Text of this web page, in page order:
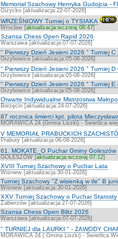
Memoriał Szachowy Henryka Gudojcia -
Giżycko [aktualizacja:22-07-2026]
WRZEŚNIOWY Turniej o TYSIAKA
Wrocław [aktualizacja:wczoraj 08:47]
Szansa Chess Open Rapid 2026
Warszawa [aktualizacja:07-07-2026]
" Pierwszy Dzień Jesieni 2026 " Turniej
Grzybowice [aktualizacja:05-08-2026]
" Pierwszy Dzień Jesieni 2026 " Turniej
Grzybowice [aktualizacja:05-08-2026]
" Pierwszy Dzień Jesieni 2026 " Turniej
Grzybowice [aktualizacja:05-08-2026]
Otwarte Indywidualne Mistrzostwa
Borzęcin [aktualizacja:24-07-2026]
87 rocznica śmierci kpt. pilota
MORAWICA 24 (Gmina Liszki) - Świetlica
V MEMORIAŁ PRABUCKICH
Prabuty [aktualizacja:06-08-2026]
61. MOKATE_O Puchar Gminy Goleszów
GOLESZÓW [aktualizacja:wczoraj 07:12]
XVIII Turniej Szachowy o Puchar Lata
Wiśniew [aktualizacja:30-01-2026]
Turniej Szachowy "Z wisienką w tle" B
Wiśniew [aktualizacja:30-01-2026]
XXV Turniej Szachowy o Puchar
Zabierzów [aktualizacja:27-07-2026]
Szansa Chess Open Blitz 2026
Warszawa [aktualizacja:07-07-2026]
" TURNIEJ dla LAURKI " - ZAWODY
MORAWICA 24 ( Gmina Liszki) - Świetlica